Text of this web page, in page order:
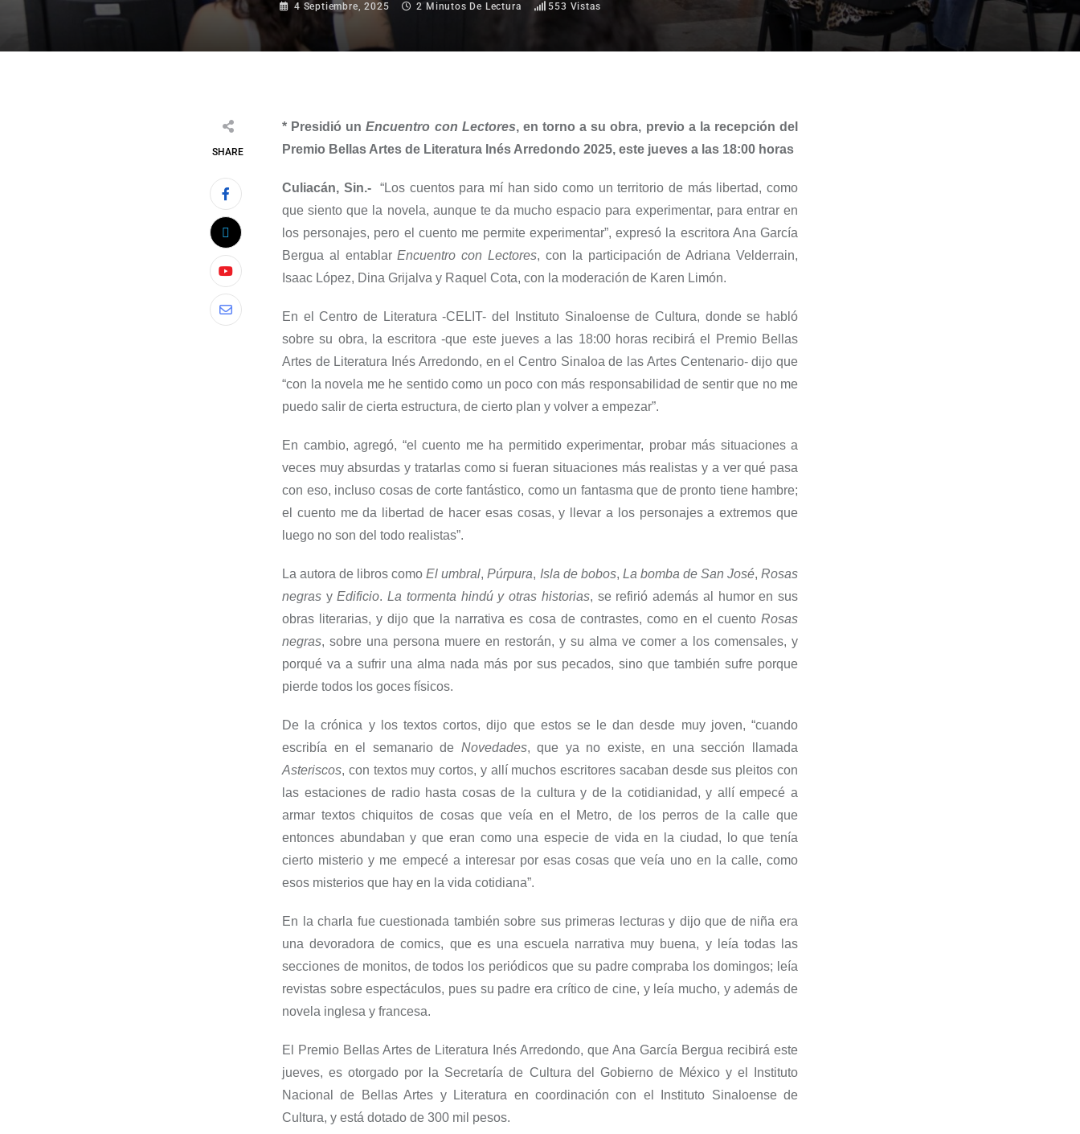
4 Septiembre, 2025 2 Minutos De Lectura 553 Vistas
SHARE
* Presidió unEncuentro con Lectores, en torno a su obra, previo a la recepción del
Premio Bellas Artes de Literatura Inés Arredondo 2025, este jueves a las 18:00 horas
Culiacán, Sin.-“Los cuentos para mí han sido como un territorio de más libertad, como
que siento que la novela, aunque te da mucho espacio para experimentar, para entrar en
los personajes, pero el cuento me permite experimentar”, expresó la escritora Ana García
Bergua al entablarEncuentro con Lectores, con la participación de Adriana Velderrain,
Isaac López, Dina Grijalva y Raquel Cota, con la moderación de Karen Limón.
En el Centro de Literatura -CELIT- del Instituto Sinaloense de Cultura, donde se habló
sobre su obra, la escritora -que este jueves a las 18:00 horas recibirá el Premio Bellas
Artes de Literatura Inés Arredondo, en el Centro Sinaloa de las Artes Centenario- dijo que
“con la novela me he sentido como un poco con más responsabilidad de sentir que no me
puedo salir de cierta estructura, de cierto plan y volver a empezar”.
En cambio, agregó, “el cuento me ha permitido experimentar, probar más situaciones a
veces muy absurdas y tratarlas como si fueran situaciones más realistas y a ver qué pasa
con eso, incluso cosas de corte fantástico, como un fantasma que de pronto tiene hambre;
el cuento me da libertad de hacer esas cosas, y llevar a los personajes a extremos que
luego no son del todo realistas”.
La autora de libros comoEl umbral,Púrpura, Isla de bobos, La bomba de San José, Rosas
negras yEdificio.La tormenta hindú y otras historias, se refirió además al humor en sus
obras literarias, y dijo que la narrativa es cosa de contrastes, como en el cuento Rosas
negras, sobre una persona muere en restorán, y su alma ve comer a los comensales, y
porqué va a sufrir una alma nada más por sus pecados, sino que también sufre porque
pierde todos los goces físicos.
De la crónica y los textos cortos, dijo que estos se le dan desde muy joven, “cuando
escribía en el semanario de Novedades, que ya no existe, en una sección llamada
Asteriscos, con textos muy cortos, y allí muchos escritores sacaban desde sus pleitos con
las estaciones de radio hasta cosas de la cultura y de la cotidianidad, y allí empecé a
armar textos chiquitos de cosas que veía en el Metro, de los perros de la calle que
entonces abundaban y que eran como una especie de vida en la ciudad, lo que tenía
cierto misterio y me empecé a interesar por esas cosas que veía uno en la calle, como
esos misterios que hay en la vida cotidiana”.
En la charla fue cuestionada también sobre sus primeras lecturas y dijo que de niña era
una devoradora de comics, que es una escuela narrativa muy buena, y leía todas las
secciones de monitos, de todos los periódicos que su padre compraba los domingos; leía
revistas sobre espectáculos, pues su padre era crítico de cine, y leía mucho, y además de
novela inglesa y francesa.
El Premio Bellas Artes de Literatura Inés Arredondo, que Ana García Bergua recibirá este
jueves, es otorgado por la Secretaría de Cultura del Gobierno de México y el Instituto
Nacional de Bellas Artes y Literatura en coordinación con el Instituto Sinaloense de
Cultura, y está dotado de 300 mil pesos.